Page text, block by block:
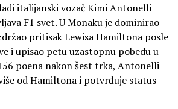
italijanski vozač Kimi Antonelli
F1 svet. U Monaku je dominirao
pritisak Lewisa Hamiltona posle
i upisao petu uzastopnu pobedu u
poena nakon šest trka, Antonelli
od Hamiltona i potvrđuje status